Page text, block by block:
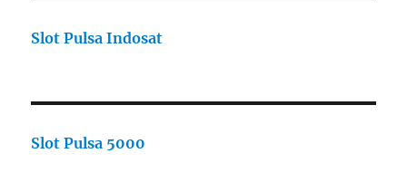
Slot Pulsa Indosat
Slot Pulsa 5000